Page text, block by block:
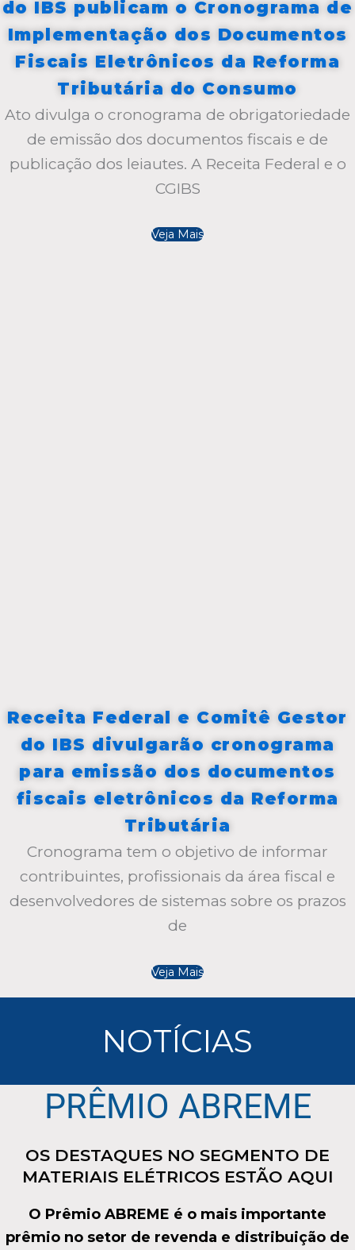
do IBS publicam o Cronograma de
Implementação dos Documentos
Fiscais Eletrônicos da Reforma
Tributária do Consumo
Ato divulga o cronograma de obrigatoriedade
de emissão dos documentos fiscais e de
publicação dos leiautes. A Receita Federal e o
CGIBS
Veja Mais
Receita Federal e Comitê Gestor
do IBS divulgarão cronograma
para emissão dos documentos
fiscais eletrônicos da Reforma
Tributária
Cronograma tem o objetivo de informar
contribuintes, profissionais da área fiscal e
desenvolvedores de sistemas sobre os prazos
de
Veja Mais
NOTÍCIAS
PRÊMIO ABREME
OS DESTAQUES NO SEGMENTO DE
MATERIAIS ELÉTRICOS ESTÃO AQUI
O Prêmio ABREME é o mais importante
prêmio no setor de revenda e distribuição de